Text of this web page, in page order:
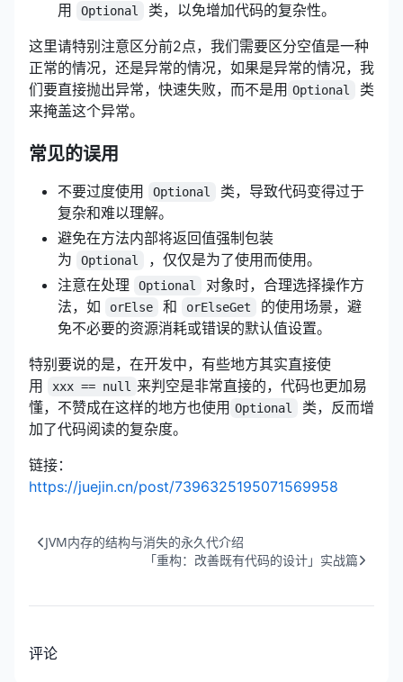
用
Optional
类，以免增加代码的复杂性。
这里请特别注意区分前2点，我们需要区分空值是一种
正常的情况，还是异常的情况，如果是异常的情况，我
们要直接抛出异常，快速失败，而不是用 Optional
类
来掩盖这个异常。
常见的误用
不要过度使用 Optional
类，导致代码变得过于
复杂和难以理解。
避免在方法内部将返回值强制包装
为
Optional
，仅仅是为了使用而使用。
注意在处理
Optional
对象时，合理选择操作方
法，如
orElse 和 orElseGet
的使用场景，避
免不必要的资源消耗或错误的默认值设置。
特别要说的是，在开发中，有些地方其实直接使
用
xxx == null
来判空是非常直接的，代码也更加易
懂，不赞成在这样的地方也使用 Optional
类，反而增
加了代码阅读的复杂度。
链接：
https://juejin.cn/post/7396325195071569958
JVM内存的结构与消失的永久代介绍
「重构：改善既有代码的设计」实战篇
评论